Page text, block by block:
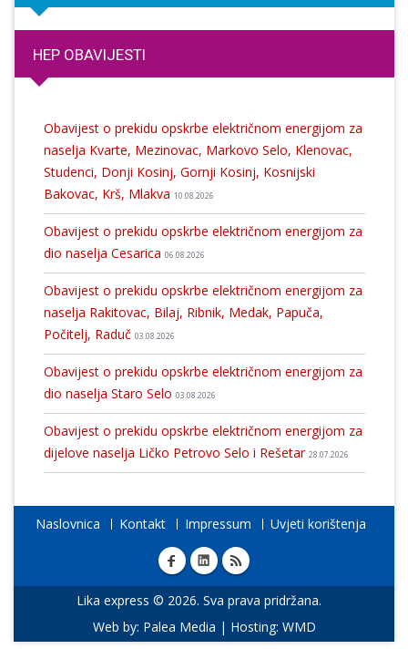
HEP OBAVIJESTI
Obavijest o prekidu opskrbe električnom energijom za
naselja Kvarte, Mezinovac, Markovo Selo, Klenovac,
Studenci, Donji Kosinj, Gornji Kosinj, Kosnijski
Bakovac, Krš, Mlakva 10.08.2026
Obavijest o prekidu opskrbe električnom energijom za
dio naselja Cesarica 06.08.2026
Obavijest o prekidu opskrbe električnom energijom za
naselja Rakitovac, Bilaj, Ribnik, Medak, Papuča,
Počitelj, Raduč 03.08.2026
Obavijest o prekidu opskrbe električnom energijom za
dio naselja Staro Selo 03.08.2026
Obavijest o prekidu opskrbe električnom energijom za
dijelove naselja Ličko Petrovo Selo i Rešetar 28.07.2026
Naslovnica Kontakt Impressum Uvjeti korištenja
Lika express © 2026. Sva prava pridržana.
Web by: Palea Media | Hosting: WMD